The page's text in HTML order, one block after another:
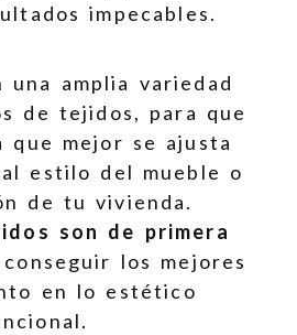
impecables.
una amplia variedad
de tejidos, para que
que mejor se ajusta
estilo del mueble o
de tu vivienda.
son de primera
los mejores
en lo estético